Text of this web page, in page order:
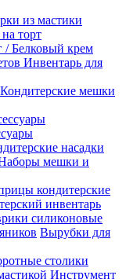
из мастики
торт
/ Белковый крем
Инвентарь для
Кондитерские мешки
насадки
мешки и
кондитерские
инвентарь
силиконовые
Вырубки для
столики
Инструмент